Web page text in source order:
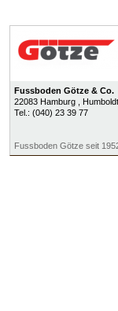
Fussboden Götze & Co.
22083 Hamburg
,
Tel.: (040) 23 39 77
Fussboden Götze seit